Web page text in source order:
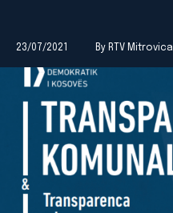
23/07/2021 By RTV Mitrovica